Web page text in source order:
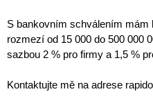
S bankovním schválením
rozmezí od 15 000 do 500 000
sazbou 2 % pro firmy a 1,5 %
Kontaktujte mě na adrese